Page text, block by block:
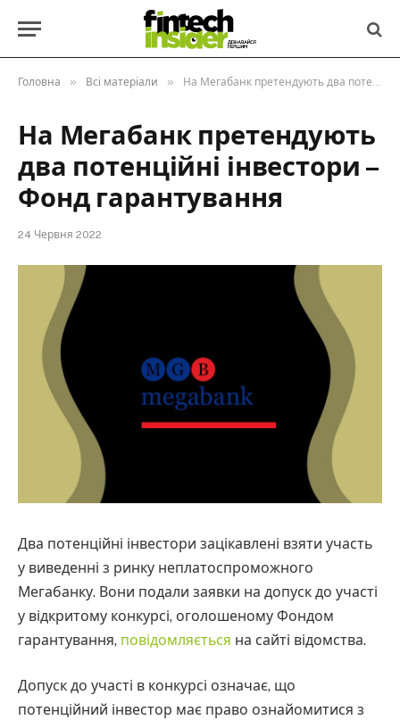
Головна » Всі матеріали » На Мегабанк претендують два потенційні інвестори – Фонд гарантування
На Мегабанк претендують
два потенційні інвестори –
Фонд гарантування
24 Червня 2022
Два потенційні інвестори зацікавлені взяти участь
у виведенні з ринку неплатоспроможного
Мегабанку. Вони подали заявки на допуск до участі
у відкритому конкурсі, оголошеному Фондом
гарантування, повідомляється на сайті відомства.
Допуск до участі в конкурсі означає, що
потенційний інвестор має право ознайомитися з